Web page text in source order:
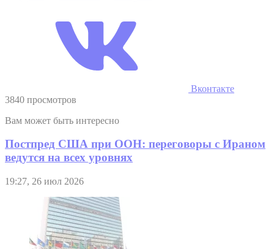
Вконтакте
3840 просмотров
Вам может быть интересно
Постпред США при ООН: переговоры с Ираном
ведутся на всех уровнях
19:27, 26 июл 2026